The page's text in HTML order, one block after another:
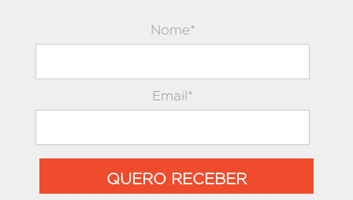
Nome*
Email*
QUERO RECEBER